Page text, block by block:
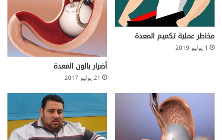
مخاطر عملية تكميم المعدة
1 يوليو 2019
أضرار بالون المعدة
21 يوليو 2017